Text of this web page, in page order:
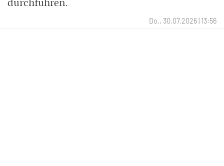
durchführen.
Do., 30.07.2026 | 13:56